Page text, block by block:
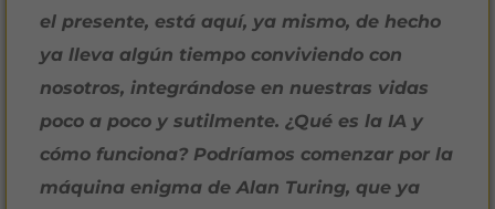
el presente, está aquí, ya mismo, de hecho
ya lleva algún tiempo conviviendo con
nosotros, integrándose en nuestras vidas
poco a poco y sutilmente. ¿Qué es la IA y
cómo funciona? Podríamos comenzar por la
máquina enigma de Alan Turing, que ya